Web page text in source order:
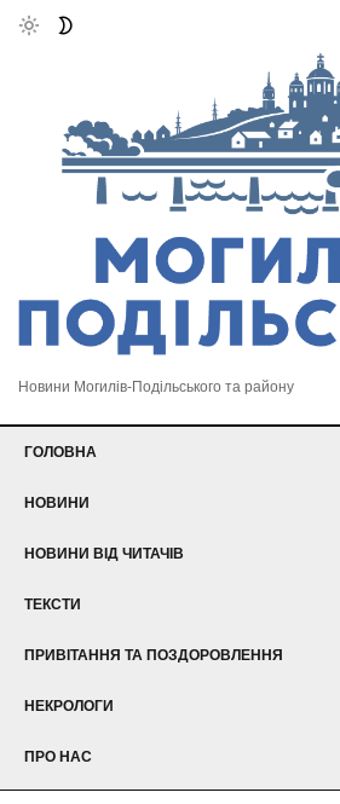
Новини Могилів-Подільського та району
ГОЛОВНА
НОВИНИ
НОВИНИ ВІД ЧИТАЧІВ
ТЕКСТИ
ПРИВІТАННЯ ТА ПОЗДОРОВЛЕННЯ
НЕКРОЛОГИ
ПРО НАС